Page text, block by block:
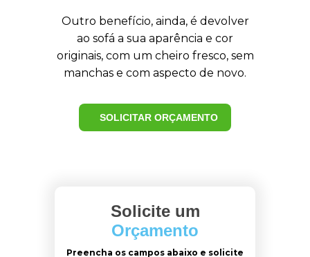
Outro benefício, ainda, é devolver
ao sofá a sua aparência e cor
originais, com um cheiro fresco, sem
manchas e com aspecto de novo.
SOLICITAR ORÇAMENTO
Solicite um
Orçamento
Preencha os campos abaixo e solicite